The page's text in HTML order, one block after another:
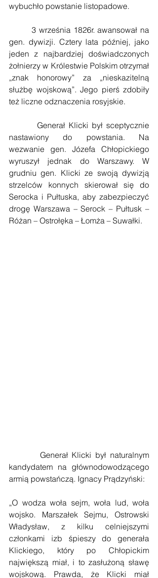
wybuchło powstanie listopadowe.
gen. dywizji. Cztery lata później, jako
jeden z najbardziej doświadczonych
żołnierzy w Królestwie Polskim otrzymał
„znak honorowy” za „nieskazitelną
służbę wojskową”. Jego pierś zdobiły
też liczne odznaczenia rosyjskie.
nastawiony do powstania. Na
wezwanie gen. Józefa Chłopickiego
wyruszył jednak do Warszawy. W
grudniu gen. Klicki ze swoją dywizją
strzelców konnych skierował się do
Serocka i Pułtuska, aby zabezpieczyć
drogę Warszawa – Serock – Pułtusk –
Różan – Ostrołęka – Łomża – Suwałki.
kandydatem na głównodowodzącego
armią powstańczą. Ignacy Prądzyński:
„O wodza woła sejm, woła lud, woła
wojsko. Marszałek Sejmu, Ostrowski
Władysław, z kilku celniejszymi
członkami izb śpieszy do generała
Klickiego, który po Chłopickim
największą miał, i to zasłużoną sławę
wojskową. Prawda, że Klicki miał